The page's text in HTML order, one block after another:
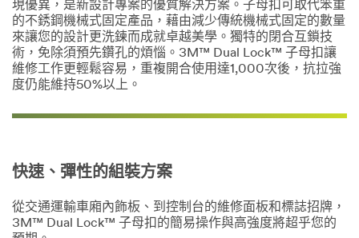
現優異，是新設計專案的優質解決方案。子母扣可取代笨重
的不銹鋼機械式固定產品，藉由減少傳統機械式固定的數量
來讓您的設計更洗鍊而成就卓越美學。獨特的閉合互鎖技
術，免除須預先鑽孔的煩惱。3M™ Dual Lock™ 子母扣讓
維修工作更輕鬆容易，重複開合使用達1,000次後，抗拉強
度仍能維持50%以上。
快速、彈性的組裝方案
從交通運輸車廂內飾板、到控制台的維修面板和標誌招牌，
3M™ Dual Lock™ 子母扣的簡易操作與高強度將超乎您的